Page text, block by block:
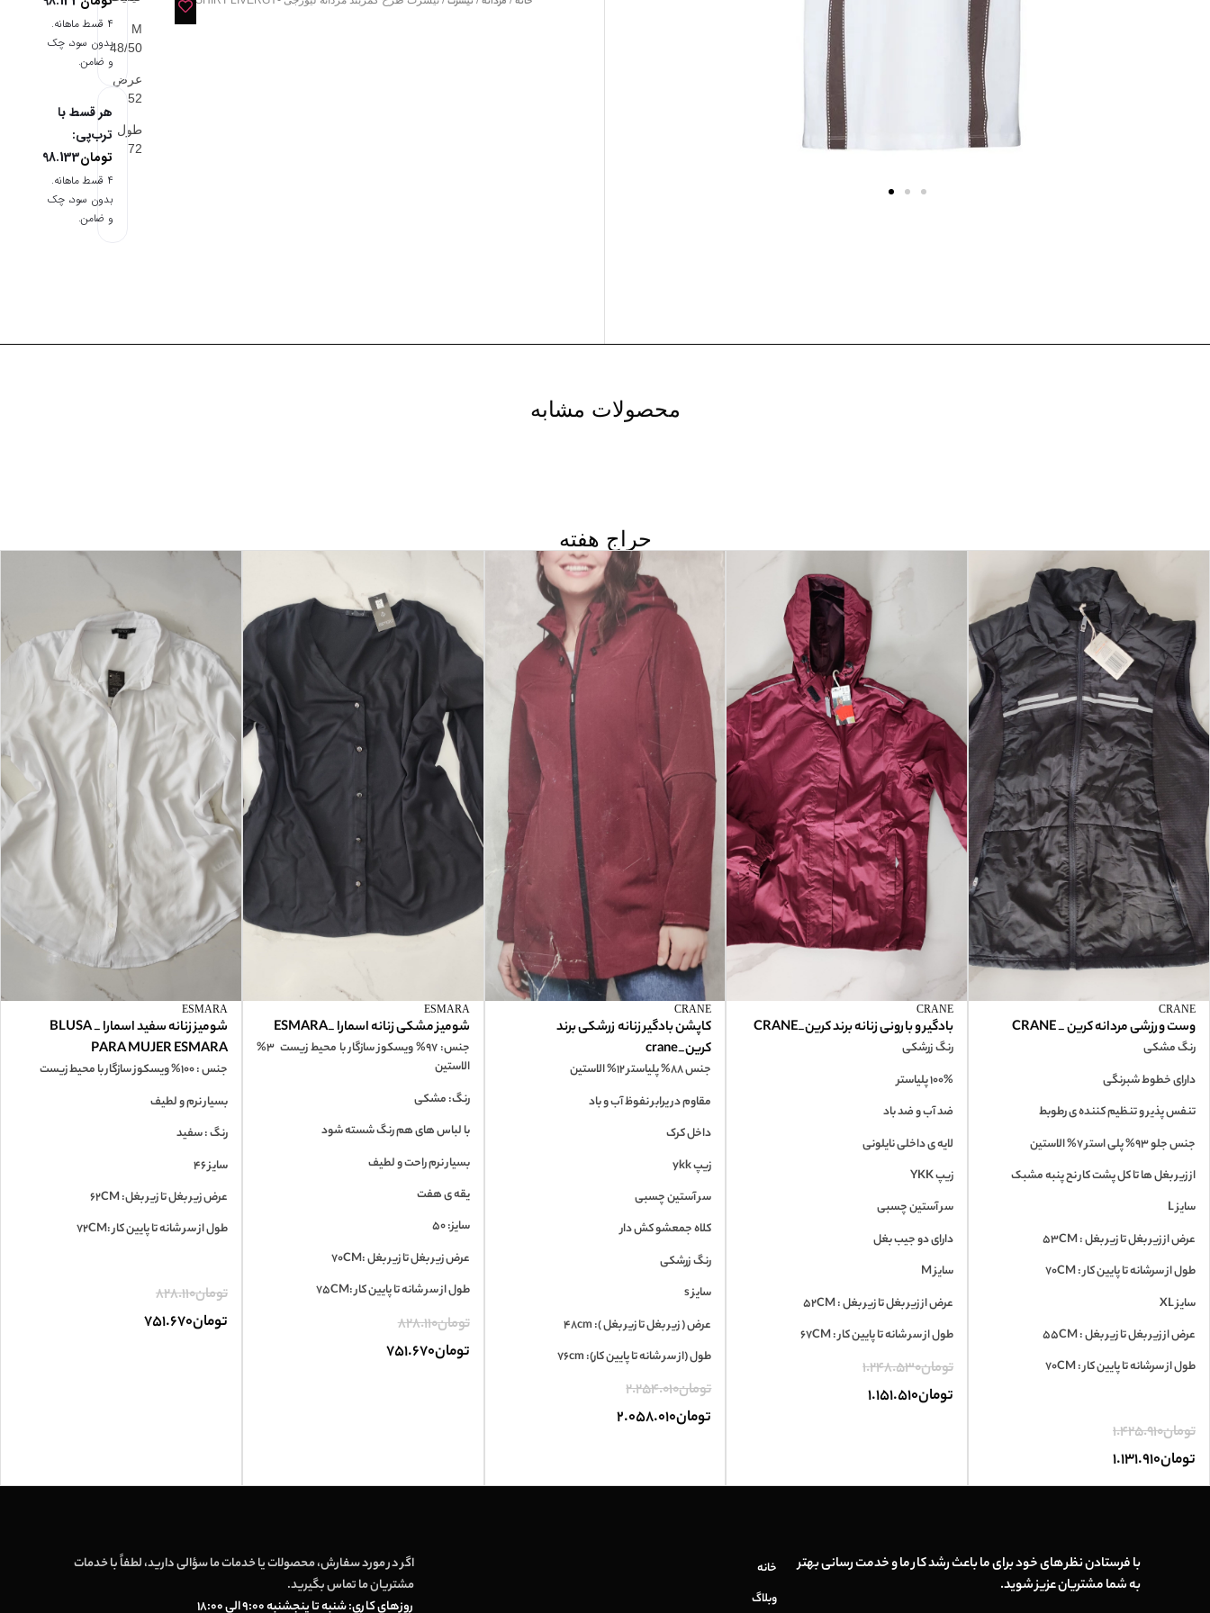
M
48/50
عرض
52
طول
72
۴ قسط ماهانه.
بدون سود، چک
و ضامن.
هر قسط با
ترب‌پی:
تومان98.133
۴ قسط ماهانه.
بدون سود، چک
و ضامن.
محصولات مشابه
حراج هفته
CRANE
وست ورزشی مردانه کرین _ CRANE
رنگ مشکی
دارای خطوط شبرنگی
تنفس پذیر و تنظیم کننده ی رطوبط
جنس جلو 93% پلی استر 7% الاستین
از زیر بغل ها تا کل پشت کار نح پنبه مشبک
سایز L
عرض از زیر بغل تا زیر بغل : 53CM
طول از سرشانه تا پایین کار : 70CM
سایز XL
عرض از زیر بغل تا زیر بغل : 55CM
طول از سرشانه تا پایین کار : 70CM
تومان1.425.910
تومان1.131.910
CRANE
بادگیر و بارونی زنانه برند کرین_CRANE
رنگ زرشکی
100% پلیاستر
ضد آب و ضد باد
لایه ی داخلی نایلونی
زیپ YKK
سر آستین چسبی
دارای دو جیب بغل
سایز M
عرض از زیر بغل تا زیر بغل : 52CM
طول از سر شانه تا پایین کار : 67CM
تومان1.248.530
تومان1.151.510
CRANE
کاپشن بادگیر زنانه زرشکی برند
کرین_crane
جنس 88% پلیاستر 12% الاستین
مقاوم در یرابر نفوظ آب و باد
داخل کرک
زیپ ykk
سر آستین چسبی
کلاه جمعشو کش دار
رنگ زرشکی
سایز s
عرض ( زیر بغل تا زیر بغل ): 48cm
طول (از سر شانه تا پایین کار): 76cm
تومان2.254.010
تومان2.058.010
ESMARA
شومیز مشکی زنانه اسمارا _ESMARA
جنس: 97% ویسکوز سازگار با محیط زیست 3%
الاستین
رنگ: مشکی
با لباس های هم رنگ شسته شود
بسیار نرم راحت و لطیف
یقه ی هفت
سایز: 50
عرض زیر بغل تا زیر بغل :70CM
طول از سر شانه تا پایین کار :75CM
تومان828.110
تومان751.670
ESMARA
شومیز زنانه سفید اسمارا _ BLUSA
PARA MUJER ESMARA
جنس : 100% ویسکوز سازگار با محیط زیست
بسیار نرم و لطیف
رنگ : سفید
سایز 46
عرض زیر بغل تا زیر بغل: 62CM
طول از سر شانه تا پایین کار :72CM
تومان828.110
تومان751.670
با فرستادن نظر های خود برای ما باعث رشد کار ما و خدمت رسانی بهتر
به شما مشتریان عزیز شوید.
خانه
وبلاگ
اگر در مورد سفارش، محصولات یا خدمات ما سؤالی دارید، لطفاً با خدمات
مشتریان ما تماس بگیرید.
روزهای کاری: شنبه تا پنجشنبه 9:00 الی 18:00